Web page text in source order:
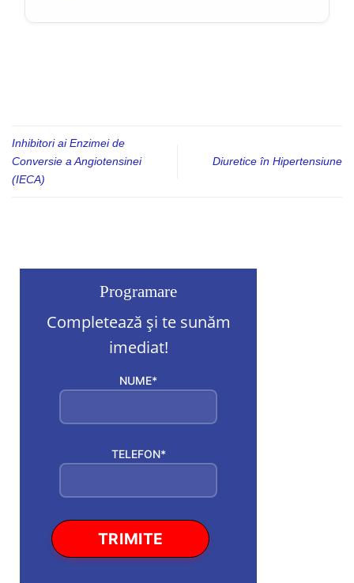
Inhibitori ai Enzimei de
Conversie a Angiotensinei
(IECA)
Diuretice în Hipertensiune
Programare
Completează și te sunăm
imediat!
NUME*
TELEFON*